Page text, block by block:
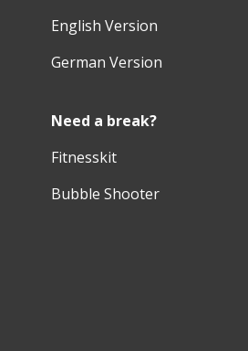
English Version
German Version
Need a break?
Fitnesskit
Bubble Shooter